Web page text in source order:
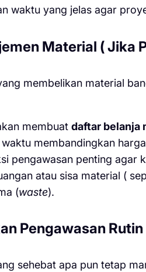
waktu yang jelas agar
Material ( Jika
membelikan material
membuat daftar belanja
membandingkan
pengawasan penting agar
atau sisa material (
(waste).
Pengawasan Rutin
sehebat apa pun tetap